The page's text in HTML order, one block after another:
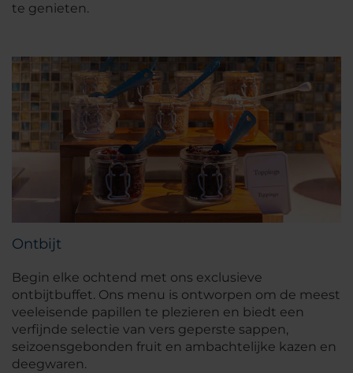
te genieten.
Ontbijt
Begin elke ochtend met ons exclusieve
ontbijtbuffet. Ons menu is ontworpen om de meest
veeleisende papillen te plezieren en biedt een
verfijnde selectie van vers geperste sappen,
seizoensgebonden fruit en ambachtelijke kazen en
deegwaren.